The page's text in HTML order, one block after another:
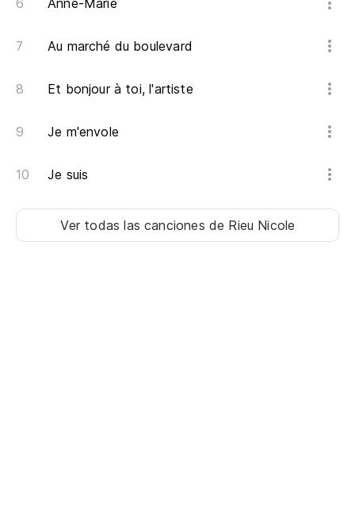
Anne-Marie
Au marché du boulevard
Et bonjour à toi, l'artiste
Je m'envole
Je suis
Ver todas las canciones de Rieu Nicole